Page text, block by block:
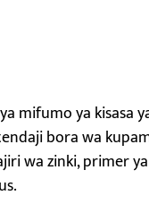
mifumo ya kisasa
bora wa
wa zinki, primer